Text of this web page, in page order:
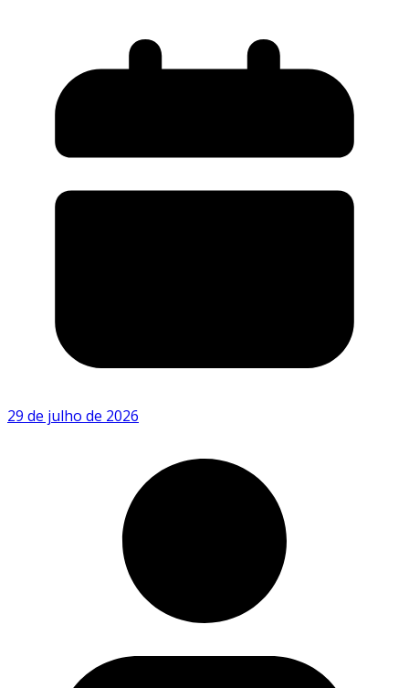
29 de julho de 2026